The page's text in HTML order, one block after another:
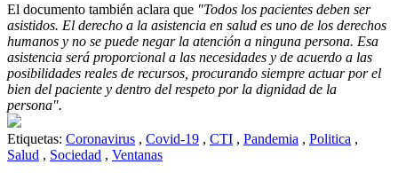
El documento también aclara que "Todos los pacientes deben ser
asistidos. El derecho a la asistencia en salud es uno de los derechos
humanos y no se puede negar la atención a ninguna persona. Esa
asistencia será proporcional a las necesidades y de acuerdo a las
posibilidades reales de recursos, procurando siempre actuar por el
bien del paciente y dentro del respeto por la dignidad de la
persona".
Etiquetas: Coronavirus , Covid-19 , CTI , Pandemia , Politica ,
Salud , Sociedad , Ventanas